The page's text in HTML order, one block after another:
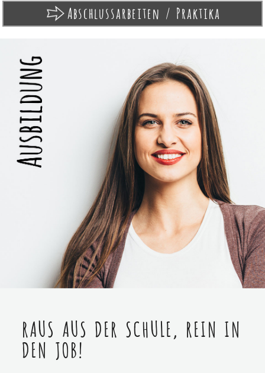
Abschlussarbeiten / Praktika
RAUS AUS DER SCHULE, REIN IN
DEN JOB!